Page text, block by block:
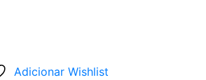
Adicionar Wishlist